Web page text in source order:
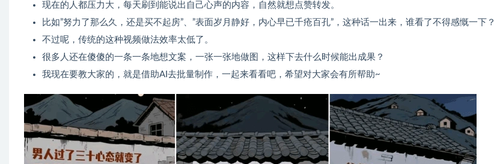
​现在的人都压力大，每天刷到能说出自己心声的内容，自然就想点赞转发。​
​比如”努力了那么久，还是买不起房”、”表面岁月静好，内心早已千疮百孔”，这种话一出来，谁看了不得感慨一下？​
​不过呢，传统的这种视频做法效率太低了。​
​很多人还在傻傻的一条一条地想文案，一张一张地做图，这样下去什么时候能出成果？​
​我现在要教大家的，就是借助AI去批量制作，一起来看看吧，希望对大家会有所帮助~